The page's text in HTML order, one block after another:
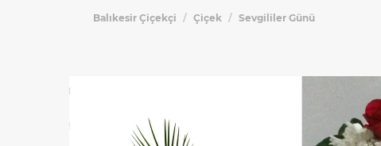
Balıkesir Çiçekçi Çiçek Sevgililer Günü